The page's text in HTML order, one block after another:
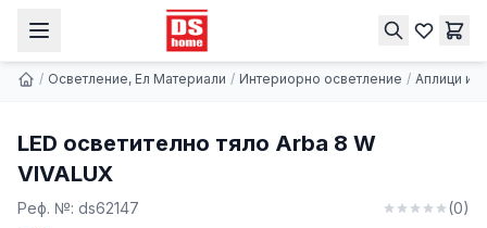
/ Осветление, Ел Материали / Интериорно осветление / Аплици и
LED осветително тяло Arba 8 W
VIVALUX
Реф. №: ds62147 (0)
LED осветително тяло Arba 8 W VIVALUX
20.29 € | 39.68 лв. Купи